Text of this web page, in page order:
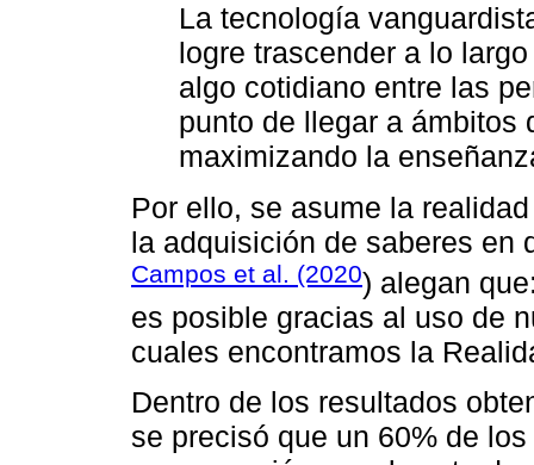
La tecnología
logre trascender a lo
algo cotidiano entre las
punto de llegar a ámbitos
maximizando la
Por ello, se asume la
la adquisición de saberes en
Campos et al. (2020) alegan
es posible gracias al uso de
cuales encontramos la
Dentro de los resultados
se precisó que un 60% de